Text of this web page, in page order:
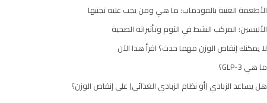
الأطعمة الغنية بالفودماب: ما هي ومن يجب عليه تجنبها
الأليسين: المركب النشط في الثوم وتأثيراته الصحية
لا يمكنك إنقاص الوزن مهما حدث؟ اقرأ هذا الآن
ما هي GLP-3؟
هل يساعد الزبادي (أو نظام الزبادي الغذائي) على إنقاص الوزن؟